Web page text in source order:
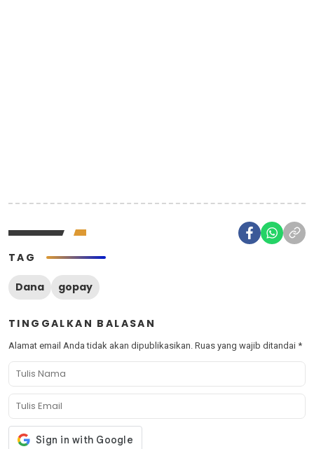
TAG
Dana gopay
TINGGALKAN BALASAN
Alamat email Anda tidak akan dipublikasikan. Ruas yang wajib ditandai *